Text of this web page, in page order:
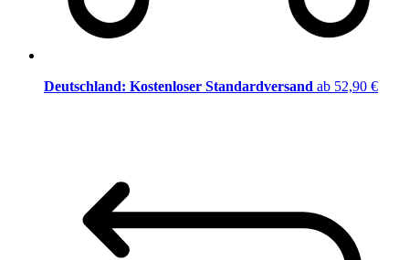
Deutschland: Kostenloser Standardversand ab 52,90 €